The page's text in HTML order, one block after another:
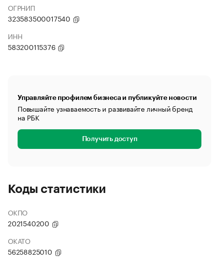
ОГРНИП
323583500017540
ИНН
583200115376
Управляйте профилем бизнеса и публикуйте новости
Повышайте узнаваемость и развивайте личный бренд
на РБК
Получить доступ
Коды статистики
ОКПО
2021540200
ОКАТО
56258825010